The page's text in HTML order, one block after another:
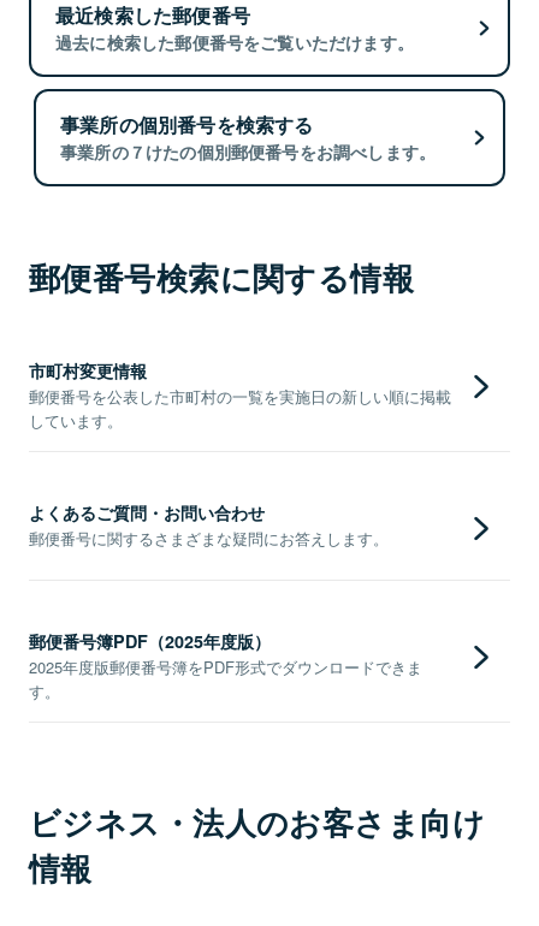
最近検索した郵便番号
過去に検索した郵便番号をご覧いただけます。
事業所の個別番号を検索する
事業所の７けたの個別郵便番号をお調べします。
郵便番号検索に関する情報
市町村変更情報
郵便番号を公表した市町村の一覧を実施日の新しい順に掲載
しています。
よくあるご質問・お問い合わせ
郵便番号に関するさまざまな疑問にお答えします。
郵便番号簿PDF（2025年度版）
2025年度版郵便番号簿をPDF形式でダウンロードできま
す。
ビジネス・法人のお客さま向け
情報